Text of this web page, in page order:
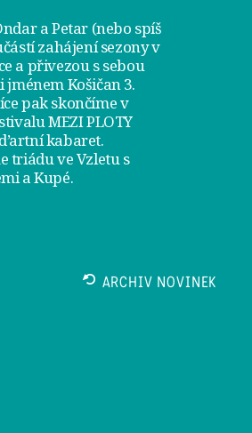
a Petar (nebo spíš
zahájení sezony v
a přivezou s sebou
jménemKošičan 3.
pak skončíme v
MEZI PLOTY
kabaret.
triádu ve Vzletus
a Kupé.
ARCHIV NOVINEK